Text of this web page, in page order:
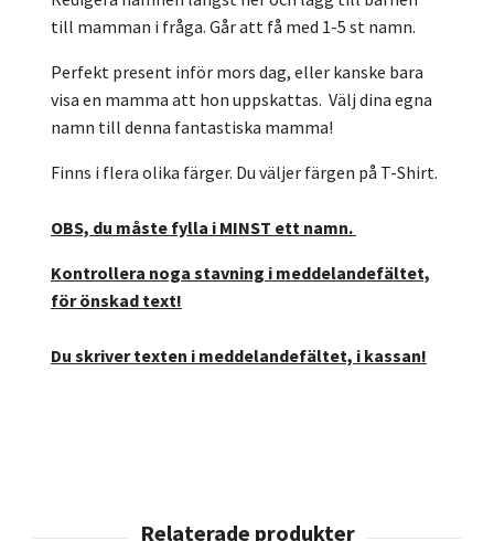
till mamman i fråga. Går att få med 1-5 st namn.
Perfekt present inför mors dag, eller kanske bara
visa en mamma att hon uppskattas. Välj dina egna
namn till denna fantastiska mamma!
Finns i flera olika färger. Du väljer färgen på T-Shirt.
OBS, du måste fylla i MINST ett namn.
Kontrollera noga stavning i meddelandefältet,
för önskad text!
Du skriver texten i meddelandefältet, i kassan!